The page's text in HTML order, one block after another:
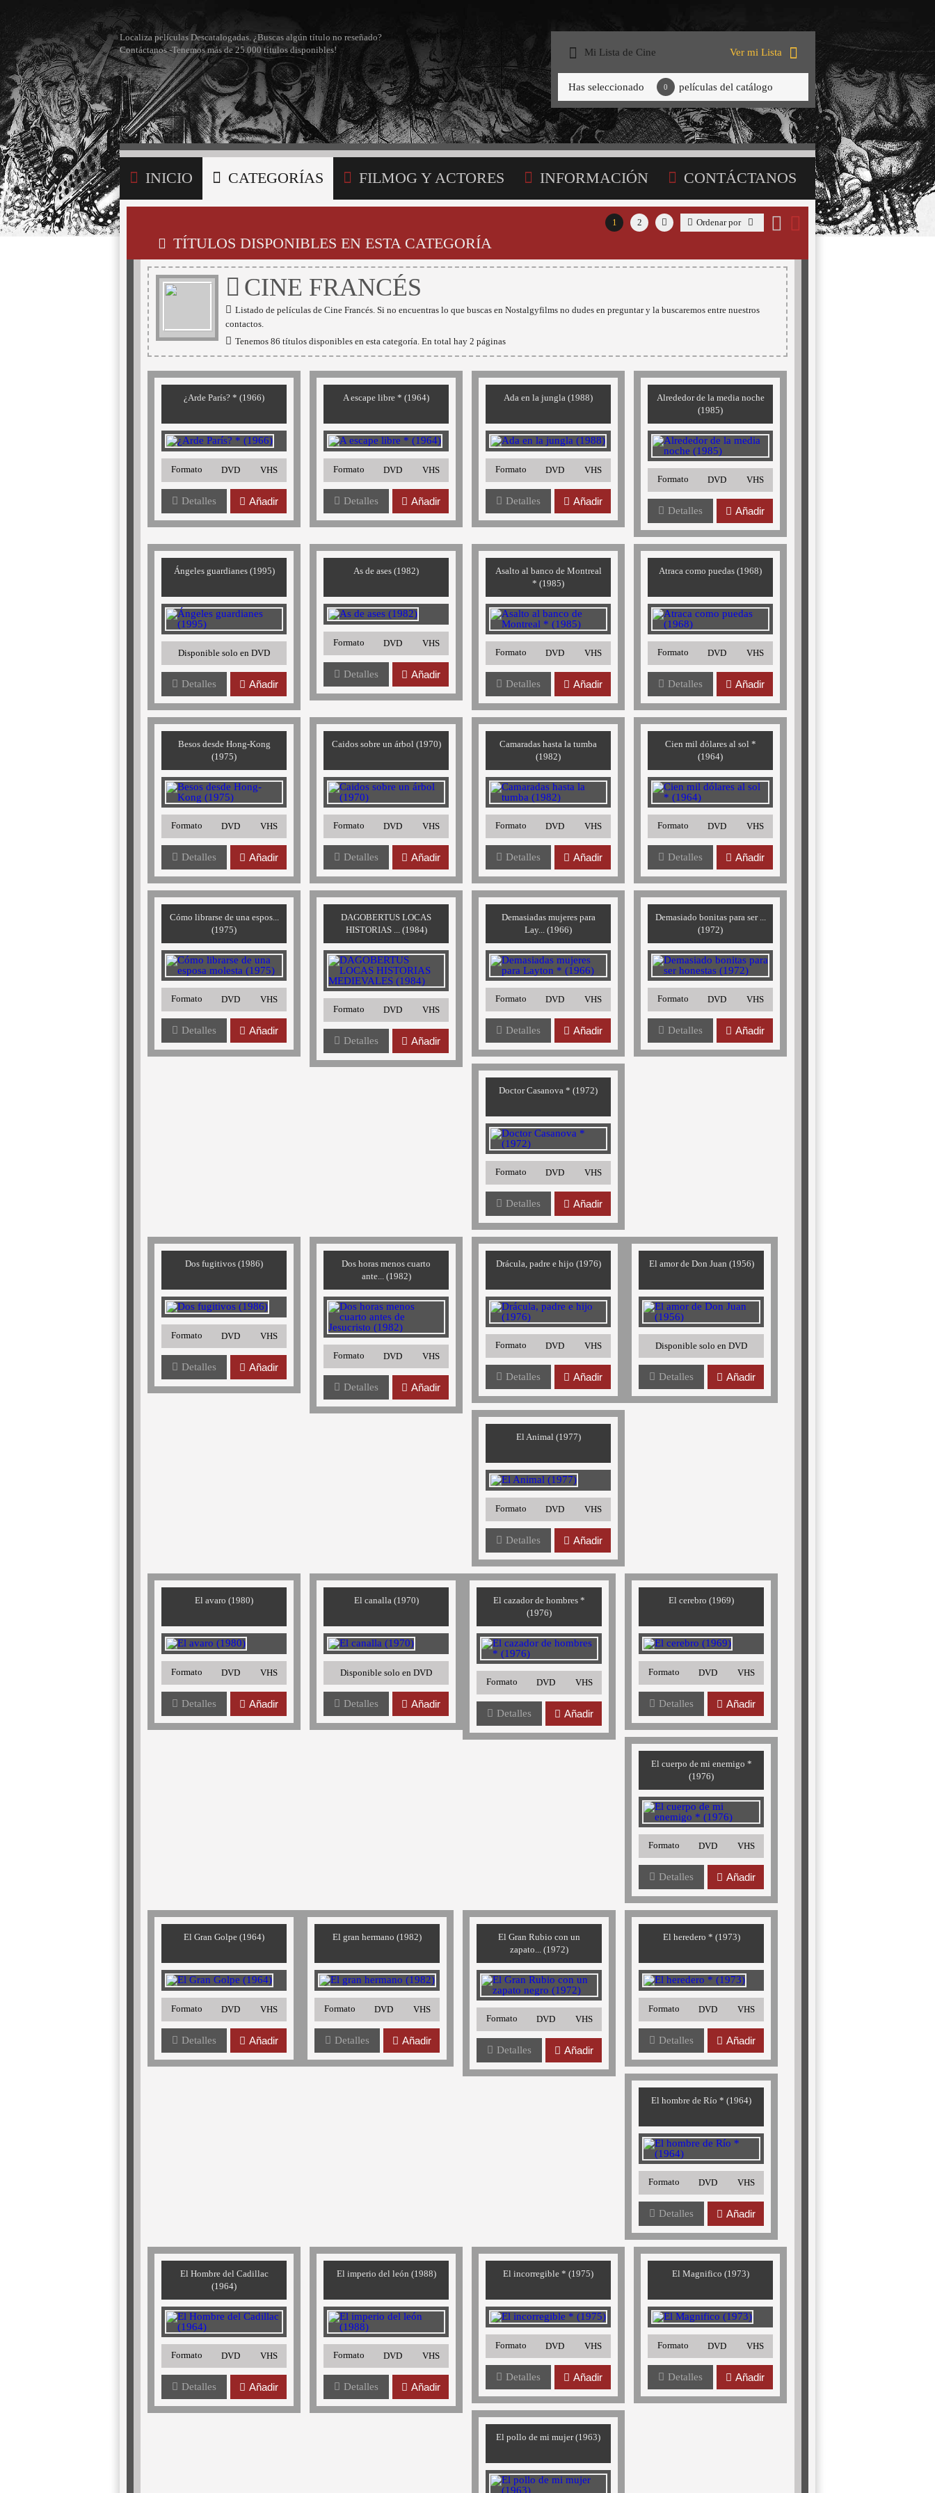
Localiza películas Descatalogadas. ¿Buscas algún título no reseñado?
Contáctanos -Tenemos más de 25.000 títulos disponibles!
Mi Lista de Cine Ver mi Lista
Has seleccionado 0 películas del catálogo
INICIO CATEGORÍAS FILMOG Y ACTORES INFORMACIÓN CONTÁCTANOS
1 2 Ordenar por
TÍTULOS DISPONIBLES EN ESTA CATEGORÍA
CINE FRANCÉS
Listado de películas de Cine Francés. Si no encuentras lo que buscas en Nostalgyfilms no dudes en preguntar y la buscaremos entre nuestros
contactos.
Tenemos 86 títulos disponibles en esta categoría. En total hay 2 páginas
¿Arde París? * (1966)
Formato DVD VHS
Detalles Añadir
A escape libre * (1964)
Formato DVD VHS
Detalles Añadir
Ada en la jungla (1988)
Formato DVD VHS
Detalles Añadir
Alrededor de la media noche
(1985)
Formato DVD VHS
Detalles Añadir
Ángeles guardianes (1995)
Disponible solo en DVD
Detalles Añadir
As de ases (1982)
Formato DVD VHS
Detalles Añadir
Asalto al banco de Montreal
* (1985)
Formato DVD VHS
Detalles Añadir
Atraca como puedas (1968)
Formato DVD VHS
Detalles Añadir
Besos desde Hong-Kong
(1975)
Formato DVD VHS
Detalles Añadir
Caidos sobre un árbol (1970)
Formato DVD VHS
Detalles Añadir
Camaradas hasta la tumba
(1982)
Formato DVD VHS
Detalles Añadir
Cien mil dólares al sol *
(1964)
Formato DVD VHS
Detalles Añadir
Cómo librarse de una espos...
(1975)
Formato DVD VHS
Detalles Añadir
DAGOBERTUS LOCAS
HISTORIAS ... (1984)
Formato DVD VHS
Detalles Añadir
Demasiadas mujeres para
Lay... (1966)
Formato DVD VHS
Detalles Añadir
Demasiado bonitas para ser ...
(1972)
Formato DVD VHS
Detalles Añadir
Doctor Casanova * (1972)
Formato DVD VHS
Detalles Añadir
Dos fugitivos (1986)
Formato DVD VHS
Detalles Añadir
Dos horas menos cuarto
ante... (1982)
Formato DVD VHS
Detalles Añadir
Drácula, padre e hijo (1976)
Formato DVD VHS
Detalles Añadir
El amor de Don Juan (1956)
Disponible solo en DVD
Detalles Añadir
El Animal (1977)
Formato DVD VHS
Detalles Añadir
El avaro (1980)
Formato DVD VHS
Detalles Añadir
El canalla (1970)
Disponible solo en DVD
Detalles Añadir
El cazador de hombres *
(1976)
Formato DVD VHS
Detalles Añadir
El cerebro (1969)
Formato DVD VHS
Detalles Añadir
El cuerpo de mi enemigo *
(1976)
Formato DVD VHS
Detalles Añadir
El Gran Golpe (1964)
Formato DVD VHS
Detalles Añadir
El gran hermano (1982)
Formato DVD VHS
Detalles Añadir
El Gran Rubio con un
zapato... (1972)
Formato DVD VHS
Detalles Añadir
El heredero * (1973)
Formato DVD VHS
Detalles Añadir
El hombre de Río * (1964)
Formato DVD VHS
Detalles Añadir
El Hombre del Cadillac
(1964)
Formato DVD VHS
Detalles Añadir
El imperio del león (1988)
Formato DVD VHS
Detalles Añadir
El incorregible * (1975)
Formato DVD VHS
Detalles Añadir
El Magnifico (1973)
Formato DVD VHS
Detalles Añadir
El pollo de mi mujer (1963)